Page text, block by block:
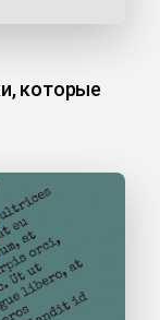
которые